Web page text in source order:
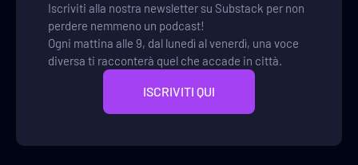
Iscriviti alla nostra newsletter su Substack per non
perdere nemmeno un podcast!
Ogni mattina alle 9, dal lunedì al venerdì, una voce
diversa ti racconterà quel che accade in città.
ISCRIVITI QUI